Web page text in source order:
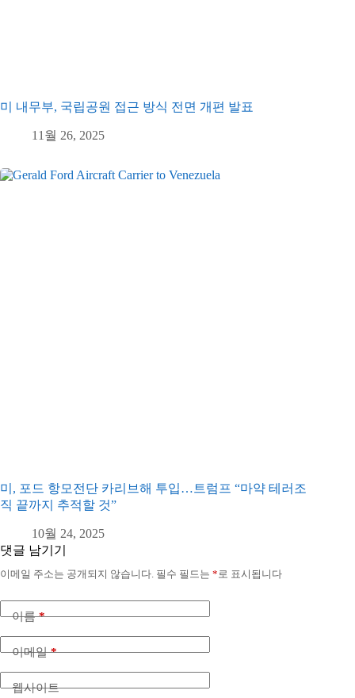
미 내무부, 국립공원 접근 방식 전면 개편 발표
11월 26, 2025
미, 포드 항모전단 카리브해 투입…트럼프 “마약 테러조
직 끝까지 추적할 것”
10월 24, 2025
댓글 남기기
이메일 주소는 공개되지 않습니다. 필수 필드는 *로 표시됩니다
이름*
이메일*
웹사이트